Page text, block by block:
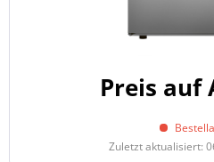
Preis auf
Zuletzt aktualisiert: